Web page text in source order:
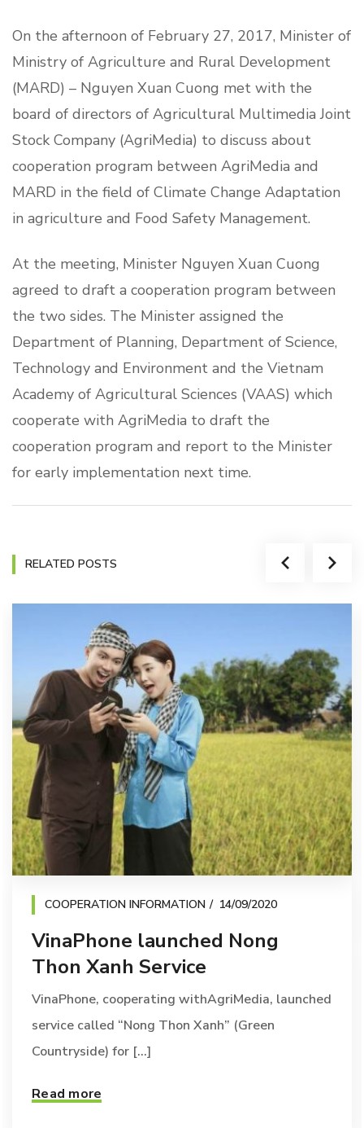
On the afternoon of February 27, 2017, Minister of
Ministry of Agriculture and Rural Development
(MARD) – Nguyen Xuan Cuong met with the
board of directors of Agricultural Multimedia Joint
Stock Company (AgriMedia) to discuss about
cooperation program between AgriMedia and
MARD in the field of Climate Change Adaptation
in agriculture and Food Safety Management.
At the meeting, Minister Nguyen Xuan Cuong
agreed to draft a cooperation program between
the two sides. The Minister assigned the
Department of Planning, Department of Science,
Technology and Environment and the Vietnam
Academy of Agricultural Sciences (VAAS) which
cooperate with AgriMedia to draft the
cooperation program and report to the Minister
for early implementation next time.
RELATED POSTS
COOPERATION INFORMATION 14/09/2020
VinaPhone launched Nong
Thon Xanh Service
VinaPhone, cooperating withAgriMedia, launched
service called “Nong Thon Xanh” (Green
Countryside) for [...]
Read more